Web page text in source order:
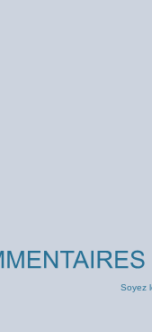
Soyez